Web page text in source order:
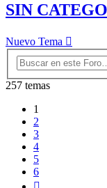
SIN
Nuevo Tema
257 temas
1
2
3
4
5
6